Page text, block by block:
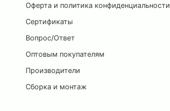
Оферта и политика конфиденциальности
Сертификаты
Вопрос/Ответ
Оптовым покупателям
Производители
Сборка и монтаж